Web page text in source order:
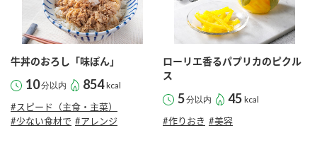
牛丼のおろし「味ぽん」
10分以内 854 kcal
#スピード（主食・主菜）
#少ない食材で #アレンジ
ローリエ香るパプリカのピクル
ス
5分以内 45 kcal
#作りおき #美容